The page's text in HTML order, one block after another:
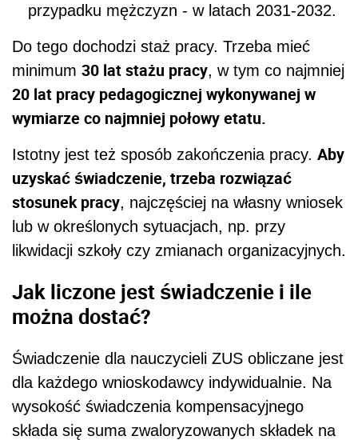
przypadku mężczyzn - w latach 2031-2032.
Do tego dochodzi staż pracy. Trzeba mieć
minimum 30 lat stażu pracy, w tym co najmniej
20 lat pracy pedagogicznej wykonywanej w
wymiarze co najmniej połowy etatu.
Istotny jest też sposób zakończenia pracy. Aby
uzyskać świadczenie, trzeba rozwiązać
stosunek pracy, najczęściej na własny wniosek
lub w określonych sytuacjach, np. przy
likwidacji szkoły czy zmianach organizacyjnych.
Jak liczone jest świadczenie i ile
można dostać?
Świadczenie dla nauczycieli ZUS obliczane jest
dla każdego wnioskodawcy indywidualnie. Na
wysokość świadczenia kompensacyjnego
składa się suma zwaloryzowanych składek na